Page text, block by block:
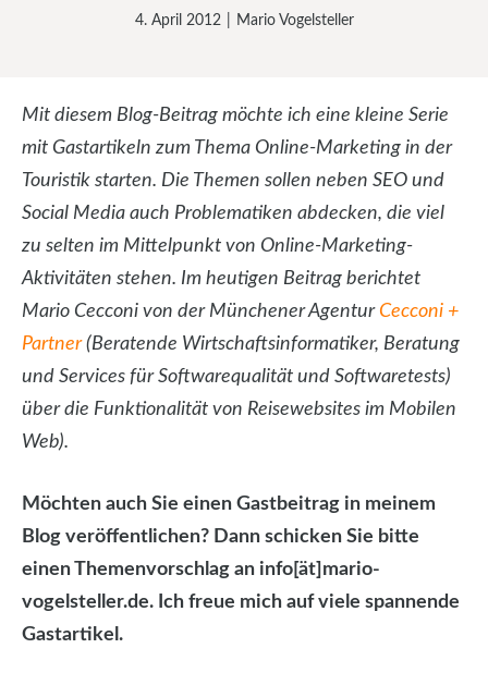
4. April 2012 Mario Vogelsteller
Mit diesem Blog-Beitrag möchte ich eine kleine Serie
mit Gastartikeln zum Thema Online-Marketing in der
Touristik starten. Die Themen sollen neben SEO und
Social Media auch Problematiken abdecken, die viel
zu selten im Mittelpunkt von Online-Marketing-
Aktivitäten stehen. Im heutigen Beitrag berichtet
Mario Cecconi von der Münchener AgenturCecconi +
Partner(Beratende Wirtschaftsinformatiker, Beratung
und Services für Softwarequalität und Softwaretests)
über die Funktionalität von Reisewebsites im Mobilen
Web).
Möchten auch Sie einen Gastbeitrag in meinem
Blog veröffentlichen? Dann schicken Sie bitte
einen Themenvorschlag an info[ät]mario-
vogelsteller.de. Ich freue mich auf viele spannende
Gastartikel.